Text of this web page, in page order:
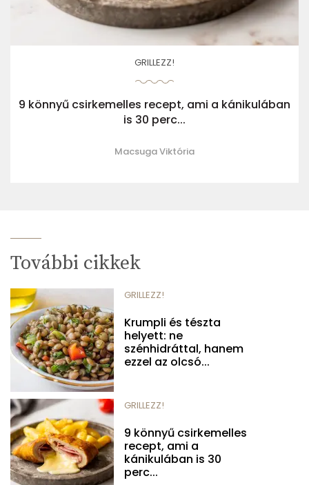
GRILLEZZ!
9 könnyű csirkemelles recept, ami a kánikulában
is 30 perc...
Macsuga Viktória
További cikkek
GRILLEZZ!
Krumpli és tészta
helyett: ne
szénhidráttal, hanem
ezzel az olcsó...
GRILLEZZ!
9 könnyű csirkemelles
recept, ami a
kánikulában is 30
perc...